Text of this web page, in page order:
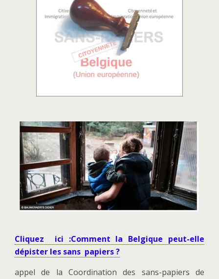
Cliquez ici :Comment la Belgique peut-elle
dépister les sans papiers ?
appel de la Coordination des sans-papiers de